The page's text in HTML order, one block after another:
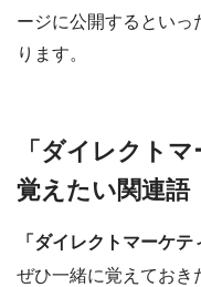
ージに公開するといっ
ります。
「ダイレクト
覚えたい関連語
「ダイレクトマーケ
ぜひ一緒に覚えておき